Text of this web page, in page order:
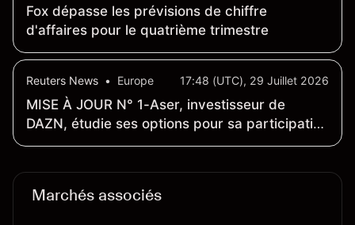
Fox dépasse les prévisions de chiffre
d'affaires pour le quatrième trimestre
Reuters News • Europe 17:48 (UTC), 29 Juillet 2026
MISE À JOUR N° 1-Aser, investisseur de
DAZN, étudie ses options pour sa participation
dans la plateforme de streaming sportif
Marchés associés